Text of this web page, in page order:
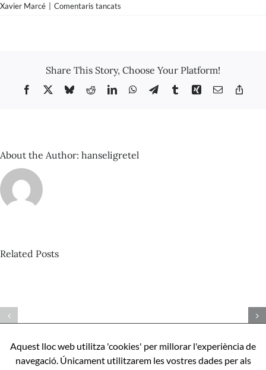
Xavier Marcé
Comentaris tancats
Provincial.
Assignatura
pendent
Share This Story, Choose Your Platform!
Facebook BlueskyRedditLinkedInWhatsApp
TelegramTumblrXing Email
About the Author: hanseligretel
Related Posts
Misonne
Mona
l’IA
ser
apunts
sobre
Aquest lloc web utilitza 'cookies' per millorar l'experiència de
navegació. Únicament utilitzarem les vostres dades per als